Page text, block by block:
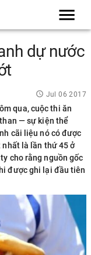
dự nước
Jul 06 2017
qua, cuộc thi ăn
— sự kiện thể
cãi liệu nó có được
là lần thứ 45 ở
cho rằng nguồn gốc
được ghi lại đầu tiên